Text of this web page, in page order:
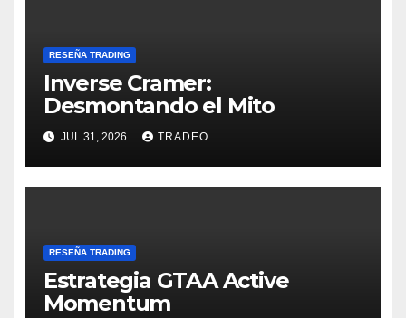
RESEÑA TRADING
Inverse Cramer:
Desmontando el Mito
JUL 31, 2026 TRADEO
RESEÑA TRADING
Estrategia GTAA Active
Momentum